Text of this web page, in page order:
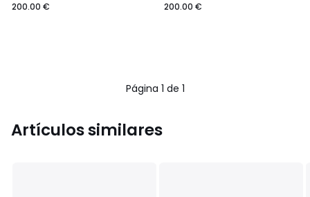
200.00 €
200.00 €
Página 1 de 1
Artículos similares